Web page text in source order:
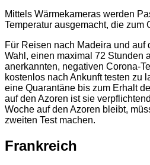
Mittels Wärmekameras werden
Temperatur ausgemacht, die zum
Für Reisen nach Madeira und auf
Wahl, einen maximal 72 Stunden
anerkannten, negativen Corona-
kostenlos nach Ankunft testen zu
eine Quarantäne bis zum Erhalt
auf den Azoren ist sie
Woche auf den Azoren bleibt,
zweiten Test machen.
Frankreich